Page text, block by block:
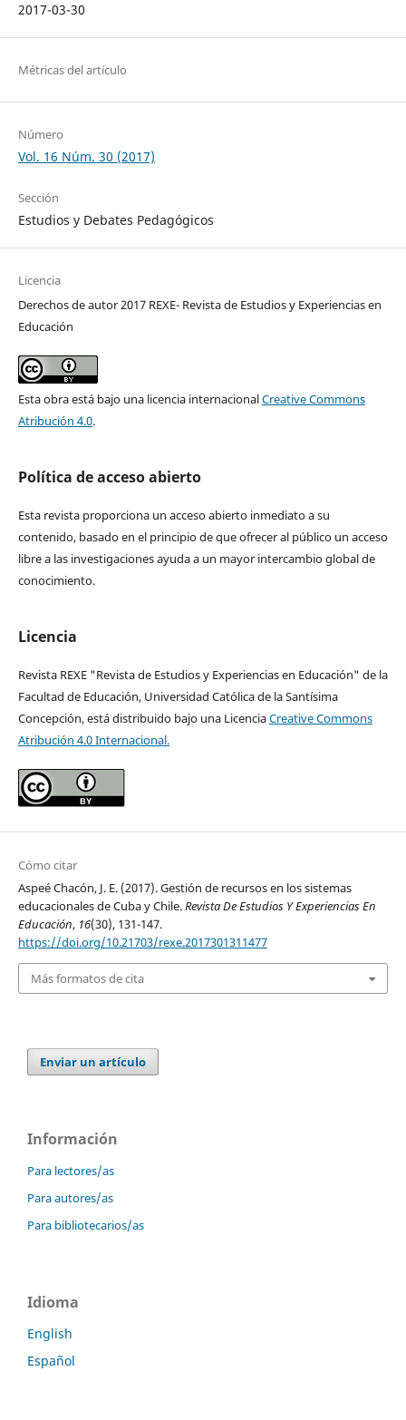
2017-03-30
Métricas del artículo
Número
Vol. 16 Núm. 30 (2017)
Sección
Estudios y Debates Pedagógicos
Licencia
Derechos de autor 2017 REXE- Revista de Estudios y Experiencias en
Educación
Esta obra está bajo una licencia internacionalCreative Commons
Atribución 4.0.
Política de acceso abierto
Esta revista proporciona un acceso abierto inmediato a su
contenido, basado en el principio de que ofrecer al público un acceso
libre a las investigaciones ayuda a un mayor intercambio global de
conocimiento.
Licencia
Revista REXE "Revista de Estudios y Experiencias en Educación" de la
Facultad de Educación, Universidad Católica de la Santísima
Concepción, está distribuido bajo una LicenciaCreative Commons
Atribución 4.0 Internacional.
Cómo citar
Aspeé Chacón, J. E. (2017). Gestión de recursos en los sistemas
educacionales de Cuba y Chile.Revista De Estudios Y Experiencias En
Educación, 16(30), 131-147.
https://doi.org/10.21703/rexe.2017301311477
Más formatos de cita
Enviar un artículo
Información
Para lectores/as
Para autores/as
Para bibliotecarios/as
Idioma
English
Español